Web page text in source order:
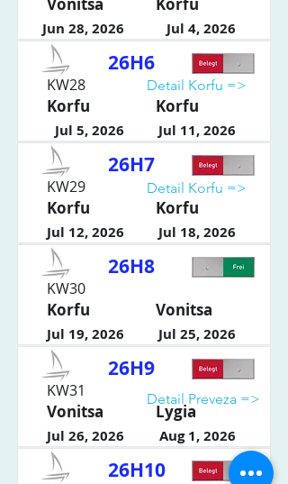
Jun 28, 2026 Jul 4, 2026
KW28
26H6
Korfu Korfu
Jul 5, 2026 Jul 11, 2026
KW29
26H7
Korfu Korfu
Jul 12, 2026 Jul 18, 2026
KW30
26H8
Korfu Vonitsa
Jul 19, 2026 Jul 25, 2026
KW31
26H9
Vonitsa Lygia
Jul 26, 2026 Aug 1, 2026
26H10
Detail Preveza =>
Detail Korfu =>
Detail Korfu =>